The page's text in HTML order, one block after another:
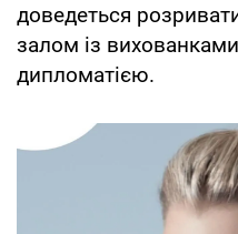
доведеться
залом із
дипломатією.